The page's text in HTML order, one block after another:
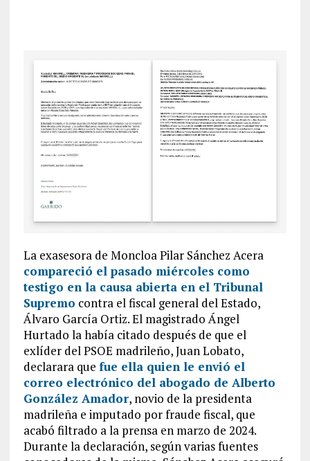
La exasesora de Moncloa Pilar Sánchez Acera
compareció el pasado miércoles como
testigo en la causa abierta en el Tribunal
Supremo contra el fiscal general del Estado,
Álvaro García Ortiz. El magistrado Ángel
Hurtado la había citado después de que el
exlíder del PSOE madrileño, Juan Lobato,
declarara que fue ella quien le envió el
correo electrónico del abogado de Alberto
González Amador, novio de la presidenta
madrileña e imputado por fraude fiscal, que
acabó filtrado a la prensa en marzo de 2024.
Durante la declaración, según varias fuentes